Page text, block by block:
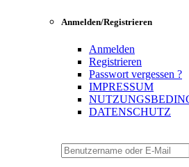
Anmelden/Registrieren
Anmelden
Registrieren
Passwort vergessen ?
IMPRESSUM
DATENSCHUTZ